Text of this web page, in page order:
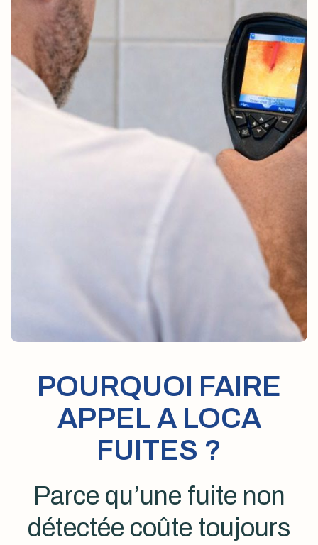
POURQUOI FAIRE
APPEL A LOCA
FUITES ?
Parce qu’une fuite non
détectée coûte toujours